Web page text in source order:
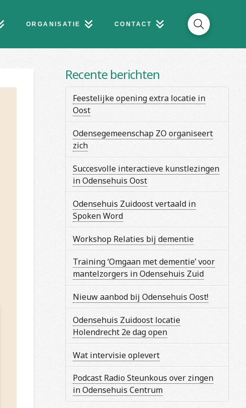
ORGANISATIE CONTACT
Recente berichten
Feestelijke opening extra locatie in
Oost
Odensegemeenschap ZO organiseert
zich
Succesvolle interactieve kunstlezingen
in Odensehuis Oost
Odensehuis Zuidoost vertaald in
Spoken Word
Workshop Relaties bij dementie
Training ‘Omgaan met dementie’ voor
mantelzorgers in Odensehuis Zuid
Nieuw aanbod bij Odensehuis Oost!
Odensehuis Zuidoost locatie
Holendrecht 2e dag open
Wat intervisie oplevert
Podcast Radio Steunkous over zingen
in Odensehuis Centrum